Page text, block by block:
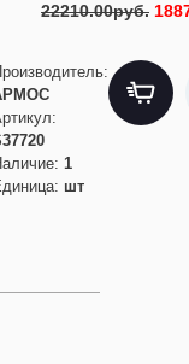
22210.00руб.
:
:
: 1
: шт